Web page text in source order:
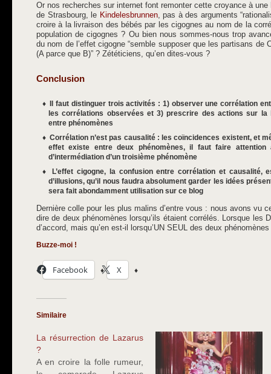
Or nos recherches sur internet font remonter cette croyance à
de Strasbourg, le Kindelesbrunnen, pas à des arguments
croire à la livraison des bébés par les cigognes au nom de la
population de cigognes ? Ou bien nous sommes-nous trop
du nom de l’effet cigogne “semble supposer que les partisans de
(A parce que B)” ? Zététiciens, qu’en dites-vous ?
Conclusion
Il faut distinguer trois activités : 1) observer une corrélation
les corrélations observées et 3) prescrire des actions sur la
entre phénomènes
Corrélation n’est pas causalité : les coïncidences existent, et
effet existe entre deux phénomènes, il faut faire
d’intermédiation d’un troisième phénomène
L’effet cigogne, la confusion entre corrélation et causalité,
d’illusions, qu’il nous faudra absolument garder les idées
sera fait abondamment utilisation sur ce blog
Dernière colle pour les plus malins d’entre vous : nous avons vu
dire de deux phénomènes lorsqu’ils étaient corrélés. Lorsque les
d’accord, mais qu’en est-il lorsqu’UN SEUL des deux
Buzze-moi !
Facebook X
Similaire
La résurrection de Lazarus
?
A en croire la folle rumeur,